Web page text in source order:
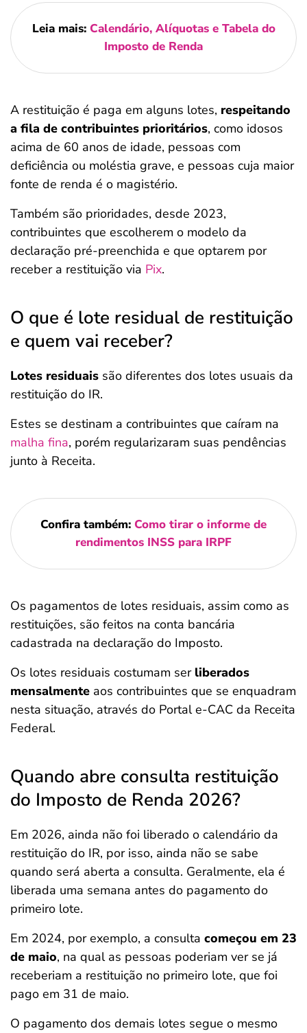
Leia mais: Calendário, Alíquotas e Tabela do
Imposto de Renda
A restituição é paga em alguns lotes, respeitando
a fila de contribuintes prioritários, como idosos
acima de 60 anos de idade, pessoas com
deficiência ou moléstia grave, e pessoas cuja maior
fonte de renda é o magistério.
Também são prioridades, desde 2023,
contribuintes que escolherem o modelo da
declaração pré-preenchida e que optarem por
receber a restituição via Pix.
O que é lote residual de restituição
e quem vai receber?
Lotes residuais são diferentes dos lotes usuais da
restituição do IR.
Estes se destinam a contribuintes que caíram na
malha fina, porém regularizaram suas pendências
junto à Receita.
Confira também: Como tirar o informe de
rendimentos INSS para IRPF
Os pagamentos de lotes residuais, assim como as
restituições, são feitos na conta bancária
cadastrada na declaração do Imposto.
Os lotes residuais costumam ser liberados
mensalmente aos contribuintes que se enquadram
nesta situação, através do Portal e-CAC da Receita
Federal.
Quando abre consulta restituição
do Imposto de Renda 2026?
Em 2026, ainda não foi liberado o calendário da
restituição do IR, por isso, ainda não se sabe
quando será aberta a consulta. Geralmente, ela é
liberada uma semana antes do pagamento do
primeiro lote.
Em 2024, por exemplo, a consulta começou em 23
de maio, na qual as pessoas poderiam ver se já
receberiam a restituição no primeiro lote, que foi
pago em 31 de maio.
O pagamento dos demais lotes segue o mesmo